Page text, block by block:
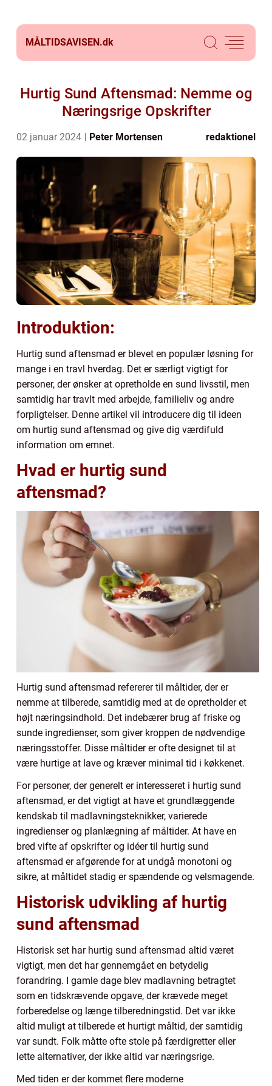
MÅLTIDSAVISEN.dk
Hurtig Sund Aftensmad: Nemme og
Næringsrige Opskrifter
02 januar 2024 Peter Mortensen redaktionel
Introduktion:
Hurtig sund aftensmad er blevet en populær løsning for
mange i en travl hverdag. Det er særligt vigtigt for
personer, der ønsker at opretholde en sund livsstil, men
samtidig har travlt med arbejde, familieliv og andre
forpligtelser. Denne artikel vil introducere dig til ideen
om hurtig sund aftensmad og give dig værdifuld
information om emnet.
Hvad er hurtig sund
aftensmad?
Hurtig sund aftensmad refererer til måltider, der er
nemme at tilberede, samtidig med at de opretholder et
højt næringsindhold. Det indebærer brug af friske og
sunde ingredienser, som giver kroppen de nødvendige
næringsstoffer. Disse måltider er ofte designet til at
være hurtige at lave og kræver minimal tid i køkkenet.
For personer, der generelt er interesseret i hurtig sund
aftensmad, er det vigtigt at have et grundlæggende
kendskab til madlavningsteknikker, varierede
ingredienser og planlægning af måltider. At have en
bred vifte af opskrifter og idéer til hurtig sund
aftensmad er afgørende for at undgå monotoni og
sikre, at måltidet stadig er spændende og velsmagende.
Historisk udvikling af hurtig
sund aftensmad
Historisk set har hurtig sund aftensmad altid været
vigtigt, men det har gennemgået en betydelig
forandring. I gamle dage blev madlavning betragtet
som en tidskrævende opgave, der krævede meget
forberedelse og længe tilberedningstid. Det var ikke
altid muligt at tilberede et hurtigt måltid, der samtidig
var sundt. Folk måtte ofte stole på færdigretter eller
lette alternativer, der ikke altid var næringsrige.
Med tiden er der kommet flere moderne